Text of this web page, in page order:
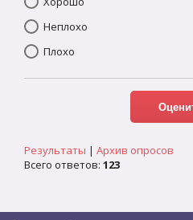
Неплохо
Плохо
Результаты | Архив опросов
Всего ответов: 123